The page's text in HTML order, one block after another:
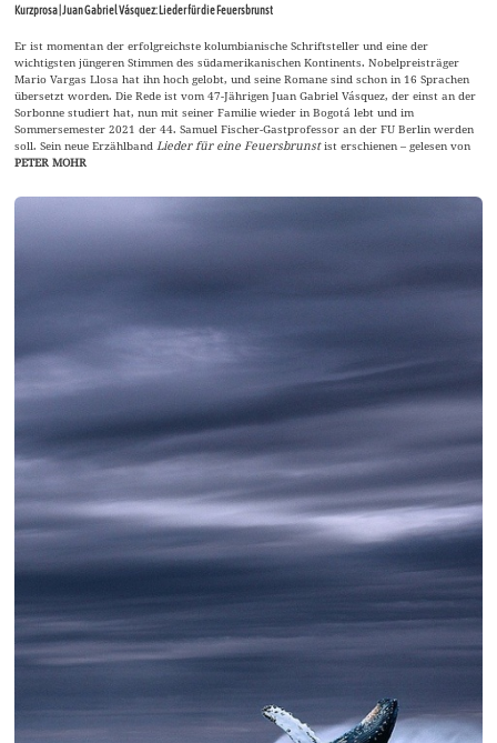
Kurzprosa | Juan Gabriel Vásquez: Lieder für die Feuersbrunst
Er ist momentan der erfolgreichste kolumbianische Schriftsteller und eine der
wichtigsten jüngeren Stimmen des südamerikanischen Kontinents. Nobelpreisträger
Mario Vargas Llosa hat ihn hoch gelobt, und seine Romane sind schon in 16 Sprachen
übersetzt worden. Die Rede ist vom 47-Jährigen Juan Gabriel Vásquez, der einst an der
Sorbonne studiert hat, nun mit seiner Familie wieder in Bogotá lebt und im
Sommersemester 2021 der 44. Samuel Fischer-Gastprofessor an der FU Berlin werden
soll. Sein neue ErzählbandLieder für eine Feuersbrunstist erschienen – gelesen von
PETER MOHR